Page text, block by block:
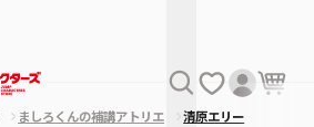
ましろくんの補講アトリエ 清原エリー